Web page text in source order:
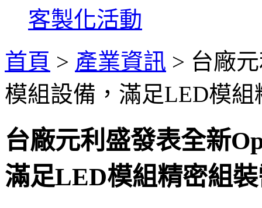
客製化活動
首頁 > 產業資訊 > 台廠
模組設備，滿足LED模
台廠元利盛發表全新
滿足LED模組精密組